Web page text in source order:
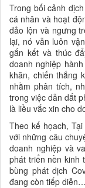
Trong bối cảnh
cá nhân và hoạt
đảo lộn và ngưng
lại, nó vẫn luôn
gắn kết và thúc
doanh nghiệp
khăn, chiến thắng
nhằm phân tích,
trong việc dẫn dắt
là liều vắc xin cho
Theo kế họach,
với những câu
doanh nghiệp và
phát triển nền kinh
bùng phát dịch
đang còn tiếp diễn…